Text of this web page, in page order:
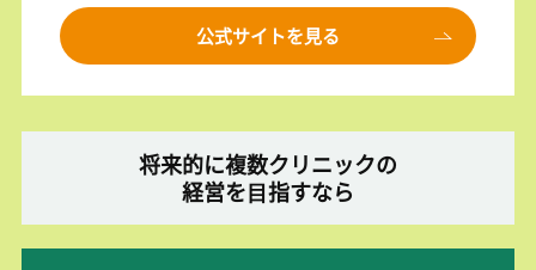
公式サイトを見る
将来的に複数クリニックの
経営を⽬指すなら